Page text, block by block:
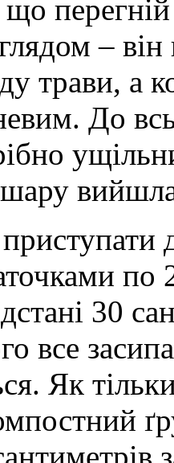
–
трави, а
До
по
30
все
Як